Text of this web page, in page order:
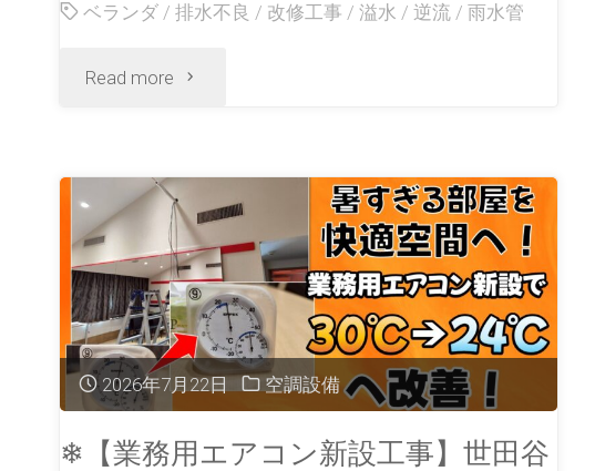
ベランダ/ 排水不良 / 改修工事 / 溢水 / 逆流/ 雨水管
Read more
2026年7月22日 空調設備
❄【業務用エアコン新設工事】世田谷